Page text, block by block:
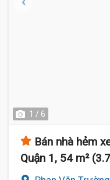
1 / 6
Bán nhà hẻm
Quận 1, 54 m²